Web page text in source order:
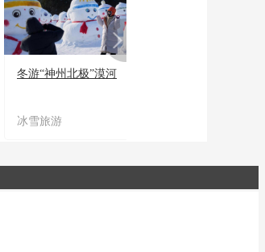
冬游“神州北极”漠河
冰雪旅游